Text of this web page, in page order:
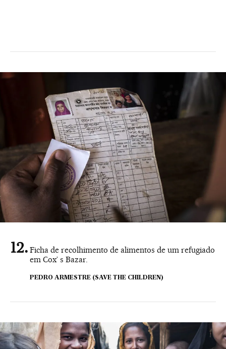
Ficha de recolhimento de alimentos de um refugiado
em Cox’ s Bazar.
PEDRO ARMESTRE (SAVE THE CHILDREN)